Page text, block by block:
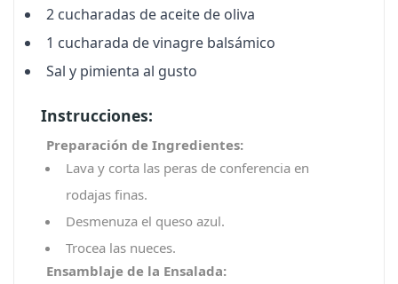
2 cucharadas de aceite de oliva
1 cucharada de vinagre balsámico
Sal y pimienta al gusto
Instrucciones:
Preparación de Ingredientes:
Lava y corta las peras de conferencia en
rodajas finas.
Desmenuza el queso azul.
Trocea las nueces.
Ensamblaje de la Ensalada: